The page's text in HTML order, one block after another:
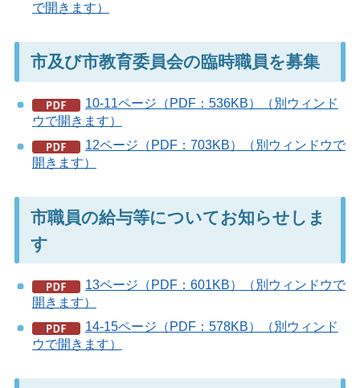
で開きます）
市及び市教育委員会の臨時職員を募集
10-11ページ（PDF：536KB）（別ウィンド
ウで開きます）
12ページ（PDF：703KB）（別ウィンドウで
開きます）
市職員の給与等についてお知らせしま
す
13ページ（PDF：601KB）（別ウィンドウで
開きます）
14-15ページ（PDF：578KB）（別ウィンド
ウで開きます）